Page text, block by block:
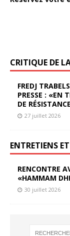
CRITIQUE DE
FREDJ
PRESSE : «EN
DE
27 juillet 2026
ENTRETIENS
RENCONTRE
«HAMMAM
30 juillet 2026